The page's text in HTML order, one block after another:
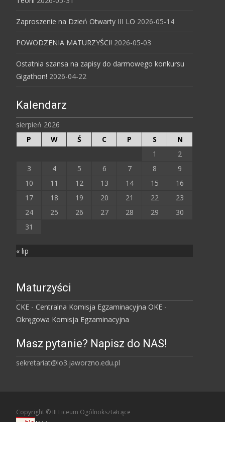
Zaproszenie na Dzień Otwarty III LO 2026-05-14
POWODZENIA MATURZYŚCI! 2026-05-03
Ostatnia szansa na zapisy do darmowego konkursu
Gigathon! 2026-04-22
Kalendarz
sierpień 2026
P
W Ś C P S
N
1
2
3
4 5 6 7 8
9
10
11 12 13 14 15
16
17
18 19 20 21 22
23
24
25 26 27 28 29
30
31
« lip
Maturzyści
CKE - Centralna Komisja Egzaminacyjna OKE -
Okręgowa Komisja Egzaminacyjna
Masz pytanie? Napisz do NAS!
sekretariat@lo3.jaworzno.edu.pl
Copyright © III Liceum Ogólnokształcące